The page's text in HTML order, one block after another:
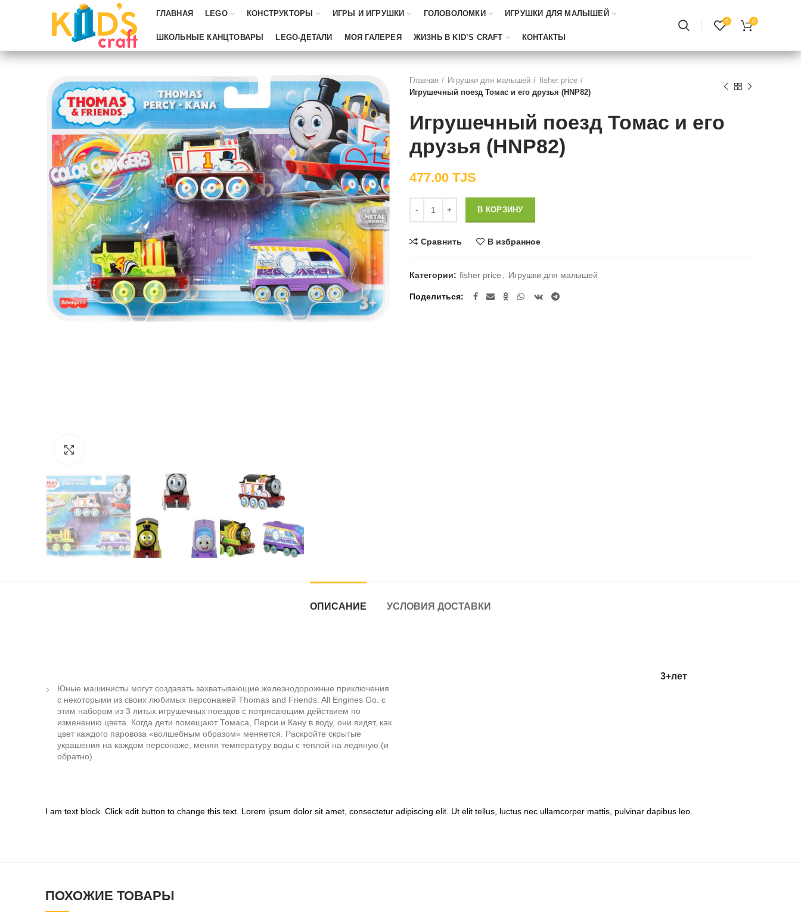
ГЛАВНАЯ LEGO КОНСТРУКТОРЫ ИГРЫ И ИГРУШКИ ГОЛОВОЛОМКИ ИГРУШКИ ДЛЯ МАЛЫШЕЙ
ШКОЛЬНЫЕ КАНЦТОВАРЫ LEGO-ДЕТАЛИ МОЯ ГАЛЕРЕЯ ЖИЗНЬ В KID’S CRAFT КОНТАКТЫ
0 0
Главная Игрушки для малышей
fisher price
Игрушечный поезд Томас и его друзья (HNP82)
Игрушечный поезд Томас и его
друзья (HNP82)
477.00 TJS
В КОРЗИНУ
Сравнить В избранное
Категории: fisher price Игрушки для малышей
Поделиться
ОПИСАНИЕ УСЛОВИЯ ДОСТАВКИ
Юные машинисты могут создавать захватывающие железнодорожные приключения
с некоторыми из своих любимых персонажей Thomas and Friends: All Engines Go. с
этим набором из 3 литых игрушечных поездов с потрясающим действием по
изменению цвета. Когда дети помещают Томаса, Перси и Кану в воду, они видят, как
цвет каждого паровоза «волшебным образом» меняется. Раскройте скрытые
украшения на каждом персонаже, меняя температуру воды с теплой на ледяную (и
обратно).
3+лет
I am text block. Click edit button to change this text. Lorem ipsum dolor sit amet, consectetur adipiscing elit. Ut elit tellus, luctus nec ullamcorper mattis, pulvinar dapibus leo.
ПОХОЖИЕ ТОВАРЫ